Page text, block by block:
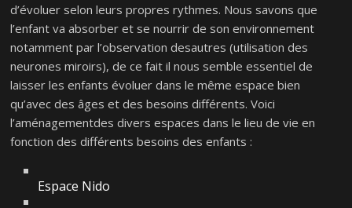
d’évoluer selon leurs propres rythmes. Nous savons que
l’enfant va absorber et se nourrir de son environnement
notamment par l’observation desautres (utilisation des
neurones miroirs), de ce fait il nous semble essentiel de
laisser les enfants évoluer dans le même espace bien
qu’avec des âges et des besoins différents. Voici
l’aménagementdes divers espaces dans le lieu de vie en
fonction des différents besoins des enfants :
Espace Nido